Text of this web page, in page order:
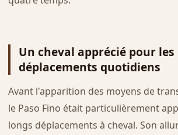
Un cheval apprécié pour les
déplacements quotidiens
Avant l'apparition des moyens de
le Paso Fino était particulièrement
longs déplacements à cheval. Son